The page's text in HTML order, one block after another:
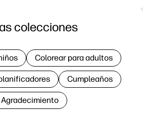
colecciones
Colorear para adultos
Cumpleaños
Agradecimiento